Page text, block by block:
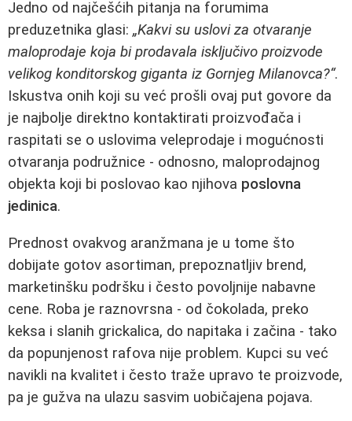
Jedno od najčešćih pitanja na forumima
preduzetnika glasi: „Kakvi su uslovi za otvaranje
maloprodaje koja bi prodavala isključivo proizvode
velikog konditorskog giganta iz Gornjeg Milanovca?“.
Iskustva onih koji su već prošli ovaj put govore da
je najbolje direktno kontaktirati proizvođača i
raspitati se o uslovima veleprodaje i mogućnosti
otvaranja podružnice - odnosno, maloprodajnog
objekta koji bi poslovao kao njihova poslovna
jedinica.
Prednost ovakvog aranžmana je u tome što
dobijate gotov asortiman, prepoznatljiv brend,
marketinšku podršku i često povoljnije nabavne
cene. Roba je raznovrsna - od čokolada, preko
keksa i slanih grickalica, do napitaka i začina - tako
da popunjenost rafova nije problem. Kupci su već
navikli na kvalitet i često traže upravo te proizvode,
pa je gužva na ulazu sasvim uobičajena pojava.